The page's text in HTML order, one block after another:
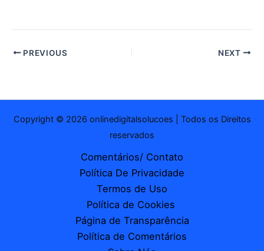
PREVIOUS NEXT
Copyright © 2026 onlinedigitalsolucoes | Todos os Direitos
reservados
Comentários/ Contato
Política De Privacidade
Termos de Uso
Política de Cookies
Página de Transparência
Política de Comentários